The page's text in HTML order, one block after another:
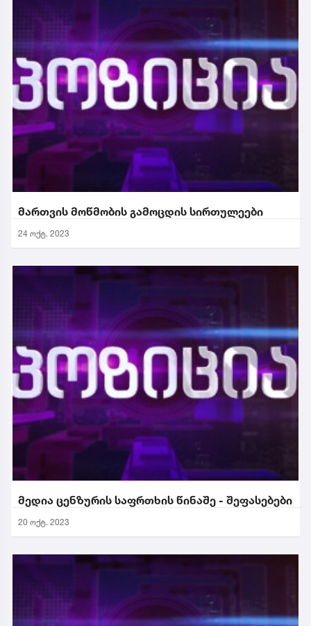
მართვის მოწმობის გამოცდის სირთულეები
24 ოქტ. 2023
მედია ცენზურის საფრთხის წინაშე - შეფასებები
20 ოქტ. 2023